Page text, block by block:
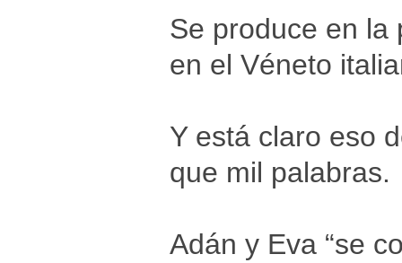
Se produce en la
en el Véneto
Y está claro eso
que mil palabras.
Adán y Eva “se